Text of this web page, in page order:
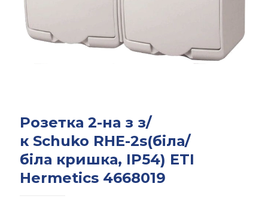
Розетка 2-на з з/
к Schuko RHE-2s(біла/
біла кришка, IP54) ETI
Hermetics 4668019